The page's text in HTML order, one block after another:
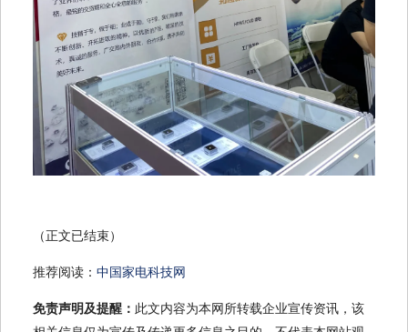
（正文已结束）
推荐阅读： 中国家电科技网
免责声明及提醒： 此文内容为本网所转载企业宣传资讯，该